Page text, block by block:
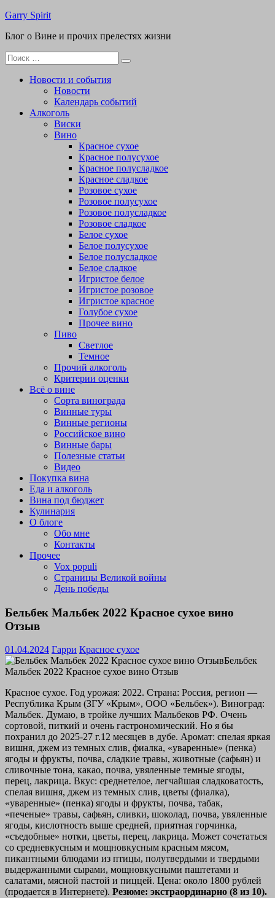
Перейти
содержимому
Garry Spirit
Блог о Вине и прочих прелестях жизни
Поиск
для:
Новости и события
Новости
Календарь событий
Алкоголь
Виски
Вино
Красное сухое
Красное полусухое
Красное полусладкое
Красное сладкое
Розовое сухое
Розовое полусухое
Розовое полусладкое
Розовое сладкое
Белое сухое
Белое полусухое
Белое полусладкое
Белое сладкое
Игристое белое
Игристое розовое
Игристое красное
Голубое сухое
Прочее вино
Пиво
Светлое
Темное
Прочий алкоголь
Критерии оценки
Всё о вине
Сорта винограда
Винные туры
Винные регионы
Российское вино
Винные бары
Полезные статьи
Видео
Покупка вина
Еда и алкоголь
Вина под бюджет
Кулинария
О блоге
Обо мне
Контакты
Прочее
Vox populi
Страницы Великой войны
День победы
Бельбек Мальбек 2022 Красное сухое вино
Отзыв
01.04.2024 Гарри Красное сухое
Красное сухое. Год урожая: 2022. Страна: Россия, регион —
Республика Крым (ЗГУ «Крым», ООО «Бельбек»). Виноград:
Мальбек. Думаю, в тройке лучших Мальбеков РФ. Очень
сортовой, питкий и очень гастрономический. Но я бы
похранил до 2025-27 г.12 месяцев в дубе. Аромат: спелая яркая
вишня, джем из темных слив, фиалка, «уваренные» (пенка)
ягоды и фрукты, почва, сладкие травы, животные (сафьян) и
сливочные тона, какао, почва, увяленные темные ягоды,
перец, лакрица. Вкус: среднетелое, легчайшая сладковатость,
спелая вишня, джем из темных слив, цветы (фиалка),
«уваренные» (пенка) ягоды и фрукты, почва, табак,
«печеные» травы, сафьян, сливки, шоколад, почва, увяленные
ягоды, кислотность выше средней, приятная горчинка,
«съедобные» нотки, цветы, перец, лакрица. Может сочетаться
со средневкусным и мощновкусным красным мясом,
пикантными блюдами из птицы, полутвердыми и твердыми
выдержанными сырами, мощновкусными паштетами и
салатами, мясной пастой и пиццей. Цена: около 1800 рублей
(продается в Интернете). Резюме: экстраординарно (8 из 10).